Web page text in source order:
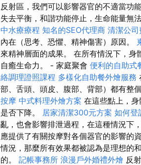
反射區，我們可以影響器官的不適當功
失去平衡，和諧功能停止，生命能量無
中水療療程 知名的SEO代理商 清潔公
內在（思考、恐懼、精神傷害）原因。
來精神層面的成果。 在所有情況下，
自癒生命力。 - 家庭聚會 便利的自助式
絡調理證照課程 多樣化自助餐外燴服務
部、舌頭、頭皮、腹部、背部）都有整
按摩 中式料理外燴方案 在這些點上，
是否下降。 居家清潔300元方案 如何登
亂，也會影響排泄過程，在這種情況下
應提供了有關按摩對各個器官的影響的
情況，那麼所有效果都被認為是理想的
的。 記帳事務所 浪漫戶外婚禮外燴 反